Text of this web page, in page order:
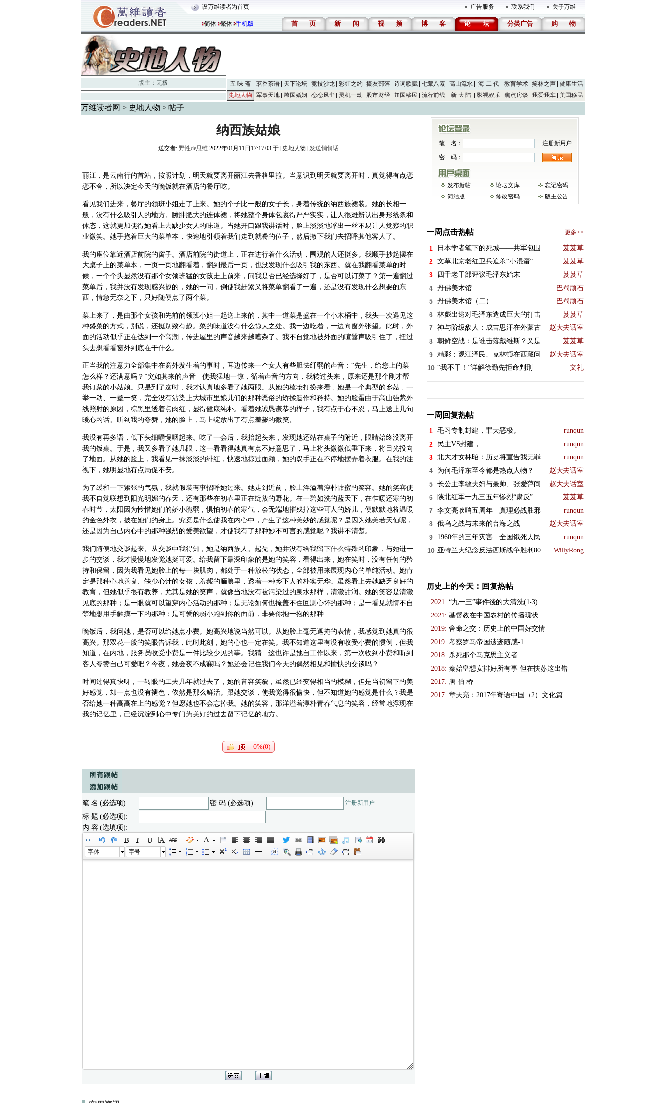
设万维读者为首页 广告服务 联系我们 关于万维
简体 繁体 手机版 首 页 新 闻 视 频 博 客 论 坛 分类广告 购 物
版主： 无极 五 味 斋 茗香茶语 天下论坛 竞技沙龙 彩虹之约 摄友部落 诗词歌赋 七荤八素 高山流水 海 二 代 教育学术 笑林之声
健康生活
史地人物
军事天地 跨国婚姻 恋恋风尘 灵机一动 股市财经 加国移民 流行前线 新 大 陆 影视娱乐 焦点房谈 我爱我车 美国移民
万维读者网 > 史地人物 > 帖子
纳西族姑娘
送交者: 野性de思维2022年01月11日17:17:03 于 [史地人物] 发送悄悄话
丽江，是云南行的首站，按照计划，明天就要离开丽江去香格里拉。当意识到明天就要离开时，真觉得有点恋
恋不舍，所以决定今天的晚饭就在酒店的餐厅吃。
看见我们进来，餐厅的领班小姐走了上来。她的个子比一般的女子长，身着传统的纳西族裙装。她的长相一
般，没有什么吸引人的地方。臃肿肥大的连体裙，将她整个身体包裹得严严实实，让人很难辨认出身形线条和
体态，这就更加使得她看上去缺少女人的味道。当她开口跟我讲话时，脸上淡淡地浮出一丝不易让人觉察的职
业微笑。她手抱着巨大的菜单本，快速地引领着我们走到就餐的位子，然后撇下我们去招呼其他客人了。
我的座位靠近酒店前院的窗子。酒店前院的街道上，正在进行着什么活动，围观的人还挺多。我顺手抄起摆在
大桌子上的菜单本，一页一页地翻看着，翻到最后一页，也没发现什么吸引我的东西。就在我翻看菜单的时
候，一个个头显然没有那个女领班猛的女孩走上前来，问我是否已经选择好了，是否可以订菜了？第一遍翻过
菜单后，我并没有发现感兴趣的，她的一问，倒使我赶紧又将菜单翻看了一遍，还是没有发现什么想要的东
西，情急无奈之下，只好随便点了两个菜。
菜上来了，是由那个女孩和先前的领班小姐一起送上来的，其中一道菜是盛在一个小木桶中，我头一次遇见这
种盛菜的方式，别说，还挺别致有趣。菜的味道没有什么惊人之处。我一边吃着，一边向窗外张望。此时，外
面的活动似乎正在达到一个高潮，传进屋里的声音越来越嘈杂了。我不自觉地被外面的喧嚣声吸引住了，扭过
头去想看看窗外到底在干什么。
正当我的注意力全部集中在窗外发生着的事时，耳边传来一个女人有些胆怯纤弱的声音：“先生，给您上的菜
怎么样？还满意吗？”突如其来的声音，使我猛地一惊，循着声音的方向，我转过头来，原来还是那个刚才帮
我订菜的小姑娘。只是到了这时，我才认真地多看了她两眼。从她的梳妆打扮来看，她是一个典型的乡姑，一
举一动、一颦一笑，完全没有沾染上大城市里娘儿们的那种恶俗的矫揉造作和矜持。她的脸蛋由于高山强紫外
线照射的原因，棕黑里透着点肉红，显得健康纯朴。看着她诚恳谦恭的样子，我有点于心不忍，马上送上几句
暖心的话。听到我的夸赞，她的脸上，马上绽放出了有点羞赧的微笑。
我没有再多语，低下头细嚼慢咽起来。吃了一会后，我抬起头来，发现她还站在桌子的附近，眼睛始终没离开
我的饭桌。于是，我又多看了她几眼，这一看看得她真有点不好意思了，马上将头微微低垂下来，将目光投向
了地面。从她的脸上，我看见一抹淡淡的绯红，快速地掠过面颊，她的双手正在不停地摆弄着衣服。在我的注
视下，她明显地有点局促不安。
为了缓和一下紧张的气氛，我就假装有事招呼她过来。她走到近前，脸上洋溢着淳朴甜蜜的笑容。她的笑容使
我不自觉联想到阳光明媚的春天，还有那些在初春里正在绽放的野花。在一碧如洗的蓝天下，在乍暖还寒的初
春时节，太阳因为怜惜她们的娇小脆弱，惧怕初春的寒气，会无端地摧残掉这些可人的娇儿，便默默地将温暖
的金色外衣，披在她们的身上。究竟是什么使我在内心中，产生了这种美妙的感觉呢？是因为她美若天仙呢，
还是因为自己内心中的那种强烈的爱美欲望，才使我有了那种妙不可言的感觉呢？我讲不清楚。
我们随便地交谈起来。从交谈中我得知，她是纳西族人。起先，她并没有给我留下什么特殊的印象，与她进一
步的交谈，我才慢慢地发觉她挺可爱。给我留下最深印象的是她的笑容，看得出来，她在笑时，没有任何的矜
持和保留，因为我看见她脸上的每一块肌肉，都处于一种放松的状态，全部被用来展现内心的单纯活动。她肯
定是那种心地善良、缺少心计的女孩，羞赧的腼腆里，透着一种乡下人的朴实无华。虽然看上去她缺乏良好的
教育，但她似乎很有教养，尤其是她的笑声，就像当地没有被污染过的泉水那样，清澈甜润。她的笑容是清澈
见底的那种；是一眼就可以望穿内心活动的那种；是无论如何也掩盖不住叵测心怀的那种；是一看见就情不自
禁地想用手触摸一下的那种；是可爱的弱小跑到你的面前，非要你抱一抱的那种……
晚饭后，我问她，是否可以给她点小费。她高兴地说当然可以。从她脸上毫无遮掩的表情，我感觉到她真的很
高兴。那双花一般的笑眼告诉我，此时此刻，她的心也一定在笑。我不知道这里有没有收受小费的惯例，但我
知道，在内地，服务员收受小费是一件比较少见的事。我猜，这也许是她自工作以来，第一次收到小费和听到
客人夸赞自己可爱吧？今夜，她会夜不成寐吗？她还会记住我们今天的偶然相见和愉快的交谈吗？
时间过得真快呀，一转眼的工夫几年就过去了，她的音容笑貌，虽然已经变得相当的模糊，但是当初留下的美
好感觉，却一点也没有褪色，依然是那么鲜活。跟她交谈，使我觉得很愉快，但不知道她的感觉是什么？我是
否给她一种高高在上的感觉？但愿她也不会忘掉我。她的笑容，那洋溢着淳朴青春气息的笑容，经常地浮现在
我的记忆里，已经沉淀到心中专门为美好的过去留下记忆的地方。
0%(0)
笔 名 (必选项): 密 码 (必选项): 注册新用户
标 题 (必选项):
内 容 (选填项):
字体 字号
笔 名：
注册新用户
密 码：
发布新帖 论坛文库
忘记密码
简洁版
修改密码 版主公告
一周点击热帖 更多>>
1 日本学者笔下的死城——共军包围 芨芨草
2 文革北京老红卫兵追杀“小混蛋” 芨芨草
3 四千老干部评议毛泽东始末 芨芨草
4 丹佛美术馆 巴蜀顽石
5 丹佛美术馆（二） 巴蜀顽石
6 林彪出逃对毛泽东造成巨大的打击 芨芨草
7 神与阶级敌人：成吉思汗在外蒙古 赵大夫话室
8 朝鲜空战：是谁击落戴维斯？又是 芨芨草
9 精彩：观江泽民、克林顿在西藏问 赵大夫话室
10 “我不干！”详解徐勤先拒命判刑 文礼
一周回复热帖
1 毛习专制封建，罪大恶极。 runqun
2 民主VS封建， runqun
3 北大才女林昭：历史将宣告我无罪 runqun
4 为何毛泽东至今都是热点人物？ 赵大夫话室
5 长公主李敏夫妇与聂帅、张爱萍间 赵大夫话室
6 陕北红军一九三五年惨烈“肃反” 芨芨草
7 李文亮吹哨五周年，真理必战胜邪 runqun
8 俄乌之战与未来的台海之战 赵大夫话室
9 1960年的三年灾害，全国饿死人民 runqun
10 亚特兰大纪念反法西斯战争胜利80 WillyRong
历史上的今天：回复热帖
2021: “九一三”事件後的大清洗(1-3)
2021: 基督教在中国农村的传播现状
2019: 舍命之交：历史上的中国好交情
2019: 考察罗马帝国遗迹随感-1
2018: 杀死那个马克思主义者
2018: 秦始皇想安排好所有事 但在扶苏这出错
2017: 唐 伯 桥
2017: 章天亮：2017年寄语中国（2）文化篇